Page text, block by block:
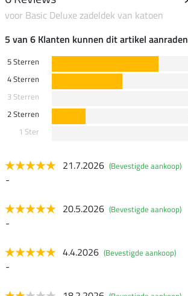
voor Basic Deluxe zadeldek van katoen
5 van 6 Klanten kunnen dit artikel aanraden
5 Sterren
4 Sterren
3 Sterren
2 Sterren
1 Ster
21.7.2026 (Bevestigde aankoop)
-
20.5.2026 (Bevestigde aankoop)
-
4.4.2026 (Bevestigde aankoop)
-